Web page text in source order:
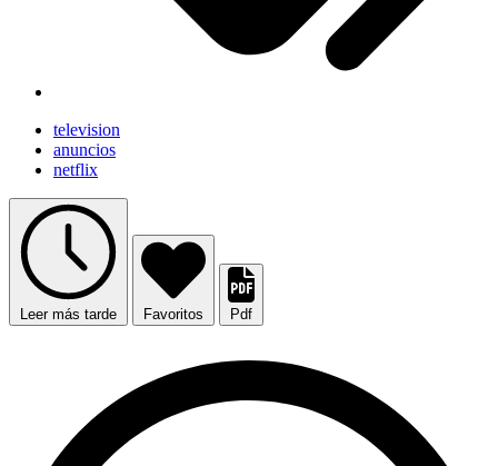
television
anuncios
netflix
Leer más tarde Favoritos Pdf